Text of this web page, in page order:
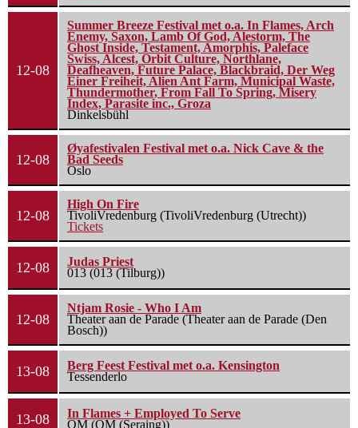
12-08
Summer Breeze Festival met o.a. In Flames, Arch
Enemy, Saxon, Lamb Of God, Alestorm, The
Ghost Inside, Testament, Amorphis, Paleface
Swiss, Alcest, Orbit Culture, Northlane,
Deafheaven, Future Palace, Blackbraid, Der Weg
Einer Freiheit, Alien Ant Farm, Municipal Waste,
Thundermother, From Fall To Spring, Misery
Index, Parasite inc., Groza
Dinkelsbühl
12-08
Øyafestivalen Festival met o.a. Nick Cave & the
Bad Seeds
Oslo
12-08
High On Fire
TivoliVredenburg (TivoliVredenburg (Utrecht))
Tickets
12-08
Judas Priest
013 (013 (Tilburg))
12-08
Ntjam Rosie - Who I Am
Theater aan de Parade (Theater aan de Parade (Den
Bosch))
13-08
Berg Feest Festival met o.a. Kensington
Tessenderlo
13-08
In Flames + Employed To Serve
OM (OM (Seraing))